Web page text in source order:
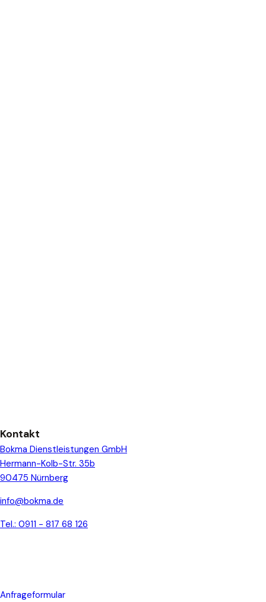
Kontakt
Bokma Dienstleistungen GmbH
Hermann-Kolb-Str. 35b
90475 Nürnberg
info@bokma.de
Tel.: 0911 - 817 68 126
Anfrageformular